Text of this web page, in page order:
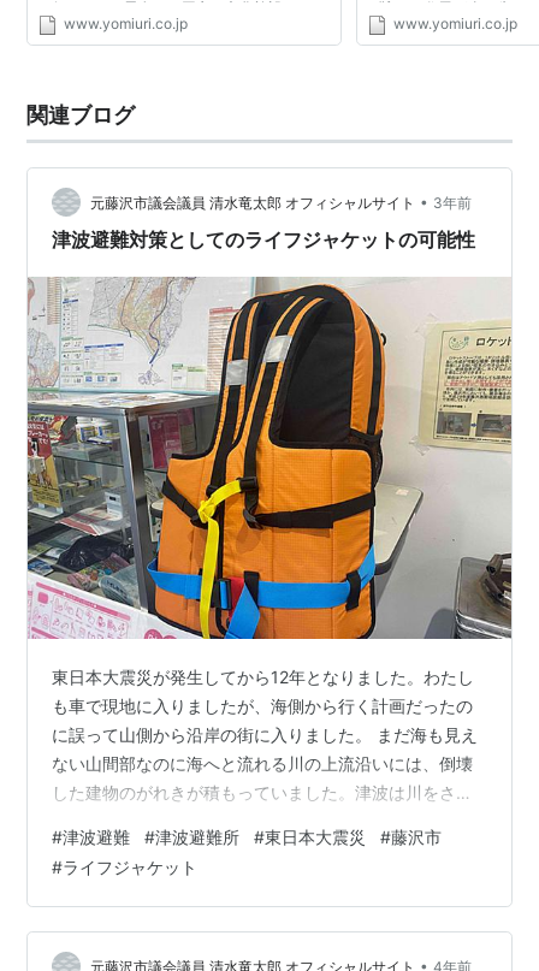
に伝えていた男女は、同市の文化施設ミリカ
ホールの職員だったことが７日わかった。 当
www.yomiuri.co.jp
げ込んだ住民が命を失っ
適切だったのか。未曽有
www.yomiuri.co.jp
関連ブログ
元藤沢市議会議員 清水竜太郎 オフィシャルサイト • 3年前
津波避難対策としてのライフジャケットの可能性
東日本大震災が発生してから12年となりました。わたし
も車で現地に入りましたが、海側から行く計画だったの
に誤って山側から沿岸の街に入りました。 まだ海も見え
ない山間部なのに海へと流れる川の上流沿いには、倒壊
した建物のがれきが積もっていました。津波は川をさか
一部を除いてほとんど流され、建物の基礎部分だけが残
っていました。海岸まで距離があるのに人影もまばらで
す。衝撃は街を去った後も続きました。当時の市長の妻
のご遺体が見つかったというのです。 被災した方のご苦
労がどれほどのものか想像すらできません。藤沢市民を
#津波避難 #津波避難所 #東日本大震災 #藤沢市
#ライフジャケット
元藤沢市議会議員 清水竜太郎 オフィシャルサイト • 4年前